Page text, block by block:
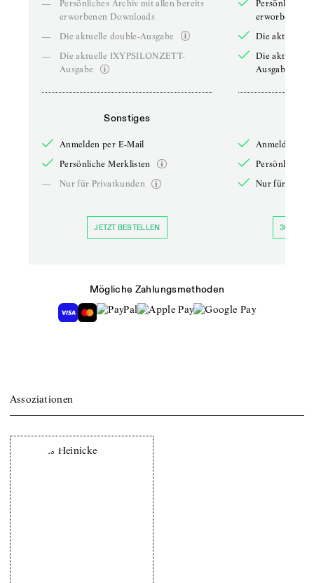
—
Persönliches Archiv mit allen bereits
erworbenen Downloads
—
Die aktuelle double-Ausgabe
—
Die aktuelle IXYPSILONZETT-
Ausgabe
Sonstiges
Anmelden per E-Mail
Persönliche Merklisten
—
Nur für Privatkunden
JETZT BESTELLEN
Persönliches
erworbenen
Die aktuelle
Die aktuelle
Ausgabe
Anmelden
Persönliche
Nur für
30 TAGE
Mögliche Zahlungsmethoden
Assoziationen